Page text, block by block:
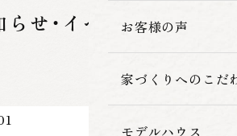
一覧
新築
改築・リフォーム
お客様の声
家づくりへのこだ
里やま工房の家
モデルハウス
らせ・イベント